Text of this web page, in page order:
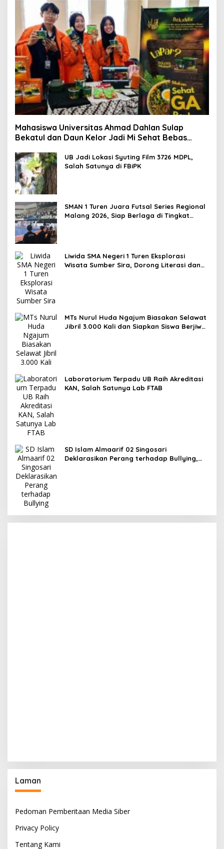
Mahasiswa Universitas Ahmad Dahlan Sulap
Bekatul dan Daun Kelor Jadi Mi Sehat Bebas
UB Jadi Lokasi Syuting Film 3726 MDPL,
Salah Satunya di FBiPK
SMAN 1 Turen Juara Futsal Series Regional
Malang 2026, Siap Berlaga di Tingkat
Liwida SMA Negeri 1 Turen Eksplorasi
Wisata Sumber Sira, Dorong Literasi dan
MTs Nurul Huda Ngajum Biasakan Selawat
Jibril 3.000 Kali dan Siapkan Siswa Berjiwa
Laboratorium Terpadu UB Raih Akreditasi
KAN, Salah Satunya Lab FTAB
SD Islam Almaarif 02 Singosari
Deklarasikan Perang terhadap Bullying,
Laman
Pedoman Pemberitaan Media Siber
Privacy Policy
Tentang Kami